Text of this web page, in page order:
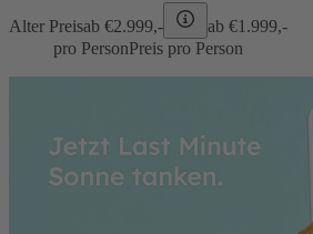
Alter Preisab €2.999,- ab €1.999,-
pro PersonPreis pro Person